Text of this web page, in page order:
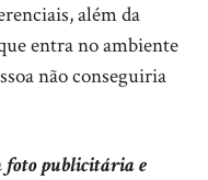
além da
entra no ambiente
não conseguiria
foto publicitária e